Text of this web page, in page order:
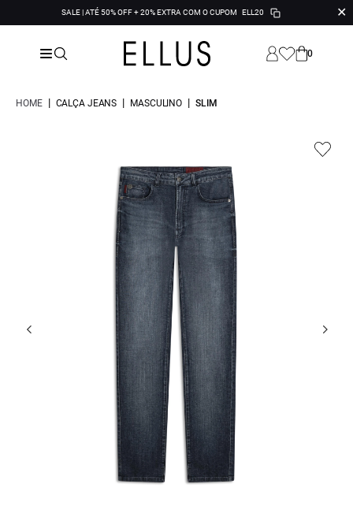
SALE | ATÉ 50% OFF + 20% EXTRA COM O CUPOM ELL20 ✕
0
HOME | CALÇA JEANS | MASCULINO | SLIM